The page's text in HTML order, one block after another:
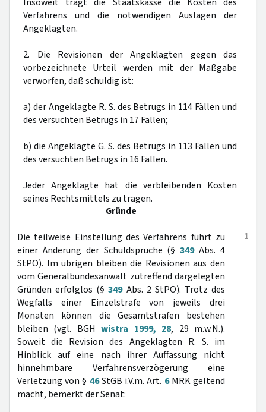
Verfahrens und die notwendigen Auslagen der
Angeklagten.
2. Die Revisionen der Angeklagten gegen das
vorbezeichnete Urteil werden mit der Maßgabe
verworfen, daß schuldig ist:
a) der Angeklagte R. S. des Betrugs in 114 Fällen und
des versuchten Betrugs in 17 Fällen;
b) die Angeklagte G. S. des Betrugs in 113 Fällen und
des versuchten Betrugs in 16 Fällen.
Jeder Angeklagte hat die verbleibenden Kosten
seines Rechtsmittels zu tragen.
Gründe
1
Die teilweise Einstellung des Verfahrens führt zu
einer Änderung der Schuldsprüche (§349Abs. 4
StPO). Im übrigen bleiben die Revisionen aus den
vom Generalbundesanwalt zutreffend dargelegten
Gründen erfolglos (§349Abs. 2 StPO). Trotz des
Wegfalls einer Einzelstrafe von jeweils drei
Monaten können die Gesamtstrafen bestehen
bleiben (vgl. BGHwistra 1999, 28, 29 m.w.N.).
Soweit die Revision des Angeklagten R. S. im
Hinblick auf eine nach ihrer Auffassung nicht
hinnehmbare Verfahrensverzögerung eine
Verletzung von § 46StGB i.V.m. Art. 6MRK geltend
macht, bemerkt der Senat: